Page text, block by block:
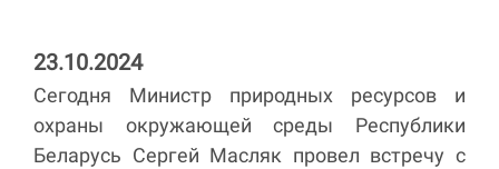
23.10.2024
Сегодня Министр природных ресурсов и
охраны окружающей среды Республики
Беларусь Сергей Масляк провел встречу с